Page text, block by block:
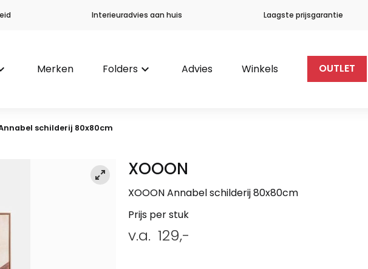
Interieuradvies aan huis Laagste prijsgarantie
Merken Folders keyboard_arrow_down Advies Winkels OUTLET
schilderij 80x80cm
XOOON
XOOON Annabel schilderij 80x80cm
Prijs per stuk
v.a. 129,-